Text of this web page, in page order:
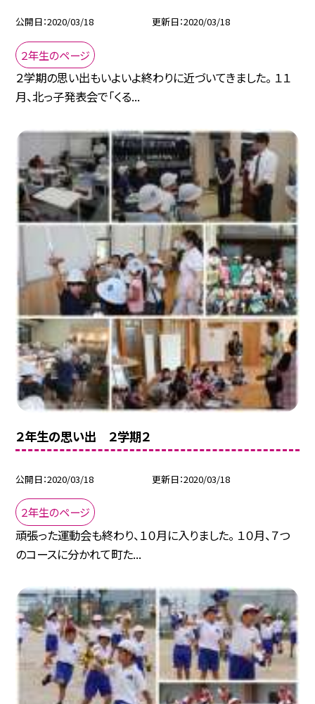
公開日 2020/03/18 更新日 2020/03/18
２年生のページ
２学期の思い出もいよいよ終わりに近づいてきました。 １１
月、北っ子発表会で「くる...
２年生の思い出 ２学期２
公開日 2020/03/18 更新日 2020/03/18
２年生のページ
頑張った運動会も終わり、１０月に入りました。 １０月、７つ
のコースに分かれて町た...